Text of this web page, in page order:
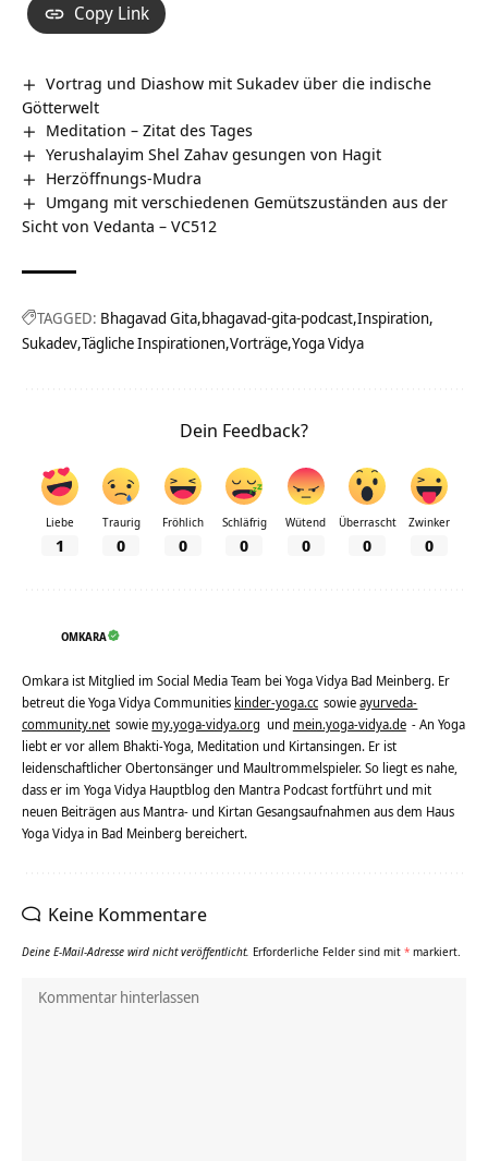
Copy Link
Vortrag und Diashow mit Sukadev über die indische
Götterwelt
Meditation – Zitat des Tages
Yerushalayim Shel Zahav gesungen von Hagit
Herzöffnungs-Mudra
Umgang mit verschiedenen Gemütszuständen aus der
Sicht von Vedanta – VC512
TAGGED: Bhagavad Gita bhagavad-gita-podcast Inspiration
Sukadev Tägliche Inspirationen Vorträge Yoga Vidya
Dein Feedback?
Liebe
1
Traurig
0
Fröhlich
0
Schläfrig
0
Wütend
0
Überrascht
0
Zwinker
0
OMKARA
Omkara ist Mitglied im Social Media Team bei Yoga Vidya Bad Meinberg. Er
betreut die Yoga Vidya Communities kinder-yoga.cc sowieayurveda-
community.net sowie my.yoga-vidya.org und mein.yoga-vidya.de - An Yoga
liebt er vor allem Bhakti-Yoga, Meditation und Kirtansingen. Er ist
leidenschaftlicher Obertonsänger und Maultrommelspieler. So liegt es nahe,
dass er im Yoga Vidya Hauptblog den Mantra Podcast fortführt und mit
neuen Beiträgen aus Mantra- und Kirtan Gesangsaufnahmen aus dem Haus
Yoga Vidya in Bad Meinberg bereichert.
Keine Kommentare
Deine E-Mail-Adresse wird nicht veröffentlicht. Erforderliche Felder sind mit * markiert.